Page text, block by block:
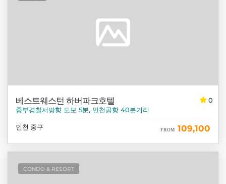
0
베스트웨스턴 하버파크호텔
중부경찰서방향 도보 5분, 인천공항 40분거리
인천 중구 FROM 109,100
CONDO & RESORT